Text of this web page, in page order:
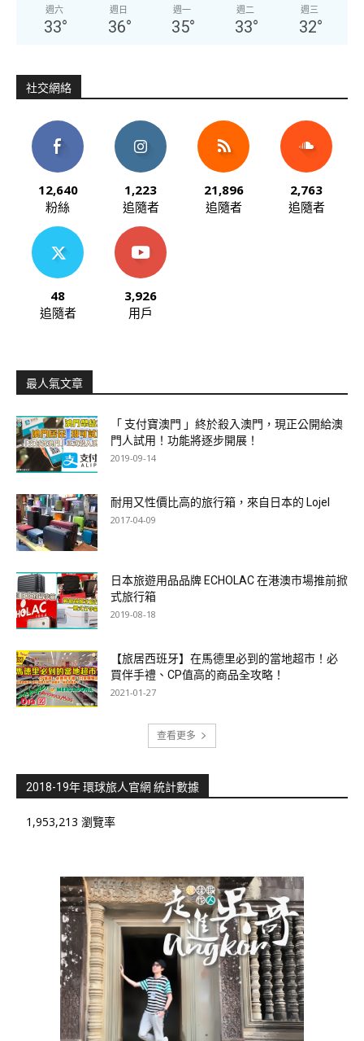
週六
33°
週日
36°
週一
35°
週二
33°
週三
32°
社交網絡
12,640
粉絲
1,223
追隨者
21,896
追隨者
2,763
追隨者
48
追隨者
3,926
用戶
最人氣文章
「 支付寶澳門 」終於殺入澳門，現正公開給澳
門人試用！功能將逐步開展！
2019-09-14
耐用又性價比高的旅行箱，來自日本的 Lojel
2017-04-09
日本旅遊用品品牌 ECHOLAC 在港澳市場推前掀
式旅行箱
2019-08-18
【旅居西班牙】在馬德里必到的當地超市！必
買伴手禮、CP值高的商品全攻略！
2021-01-27
查看更多
2018-19年 環球旅人官網 統計數據
1,953,213 瀏覽率